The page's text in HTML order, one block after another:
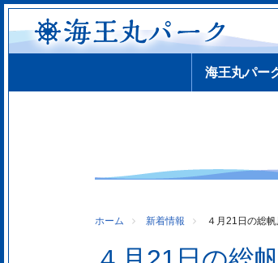
海王丸パー
ホーム 新着情報 ４月21日の総